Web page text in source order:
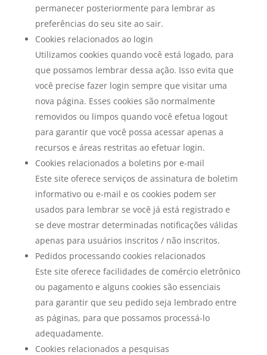
permanecer posteriormente para lembrar as
preferências do seu site ao sair.
Cookies relacionados ao login
Utilizamos cookies quando você está logado, para
que possamos lembrar dessa ação. Isso evita que
você precise fazer login sempre que visitar uma
nova página. Esses cookies são normalmente
removidos ou limpos quando você efetua logout
para garantir que você possa acessar apenas a
recursos e áreas restritas ao efetuar login.
Cookies relacionados a boletins por e-mail
Este site oferece serviços de assinatura de boletim
informativo ou e-mail e os cookies podem ser
usados ​​para lembrar se você já está registrado e
se deve mostrar determinadas notificações válidas
apenas para usuários inscritos / não inscritos.
Pedidos processando cookies relacionados
Este site oferece facilidades de comércio eletrônico
ou pagamento e alguns cookies são essenciais
para garantir que seu pedido seja lembrado entre
as páginas, para que possamos processá-lo
adequadamente.
Cookies relacionados a pesquisas